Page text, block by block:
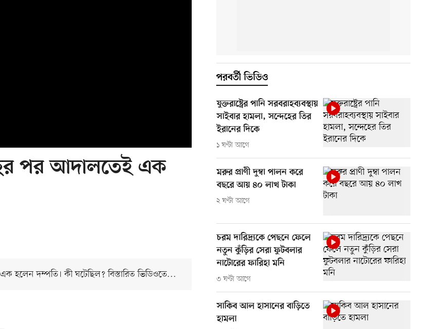
পর আদালতেই এক
হলেন দম্পতি। কী ঘটেছিল? বিস্তারিত ভিডিওতে…
পরবর্তী ভিডিও
যুক্তরাষ্ট্রের পানি সরবরাহব্যবস্থায়
সাইবার হামলা, সন্দেহের তির
ইরানের দিকে
১ ঘণ্টা আগে
মরুর প্রাণী দুম্বা পালন করে
বছরে আয় ৪০ লাখ টাকা
২ ঘণ্টা আগে
চরম দারিদ্র্যকে পেছনে ফেলে
নতুন কুঁড়ির সেরা ফুটবলার
নাটোরের ফারিহা মনি
৩ ঘণ্টা আগে
সাকিব আল হাসানের বাড়িতে
হামলা